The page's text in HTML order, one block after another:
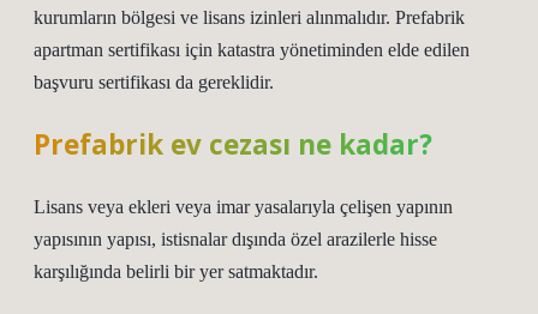
kurumların bölgesi ve lisans izinleri alınmalıdır. Prefabrik
apartman sertifikası için katastra yönetiminden elde edilen
başvuru sertifikası da gereklidir.
Prefabrik ev cezası ne kadar?
Lisans veya ekleri veya imar yasalarıyla çelişen yapının
yapısının yapısı, istisnalar dışında özel arazilerle hisse
karşılığında belirli bir yer satmaktadır.